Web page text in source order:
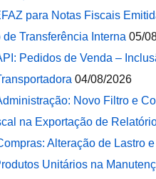
para Notas Fiscais
Transferência Interna 05/
Pedidos de Venda –
04/08/2026
Novo Filtro e
na Exportação de
Alteração de Lastro
Unitários na